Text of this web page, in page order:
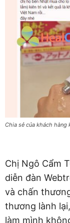
Chia sẻ của khách
Chị Ngô Cẩm
diễn đàn
và chấn
thương lành
làm mình